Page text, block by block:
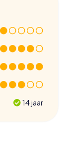
14 jaar